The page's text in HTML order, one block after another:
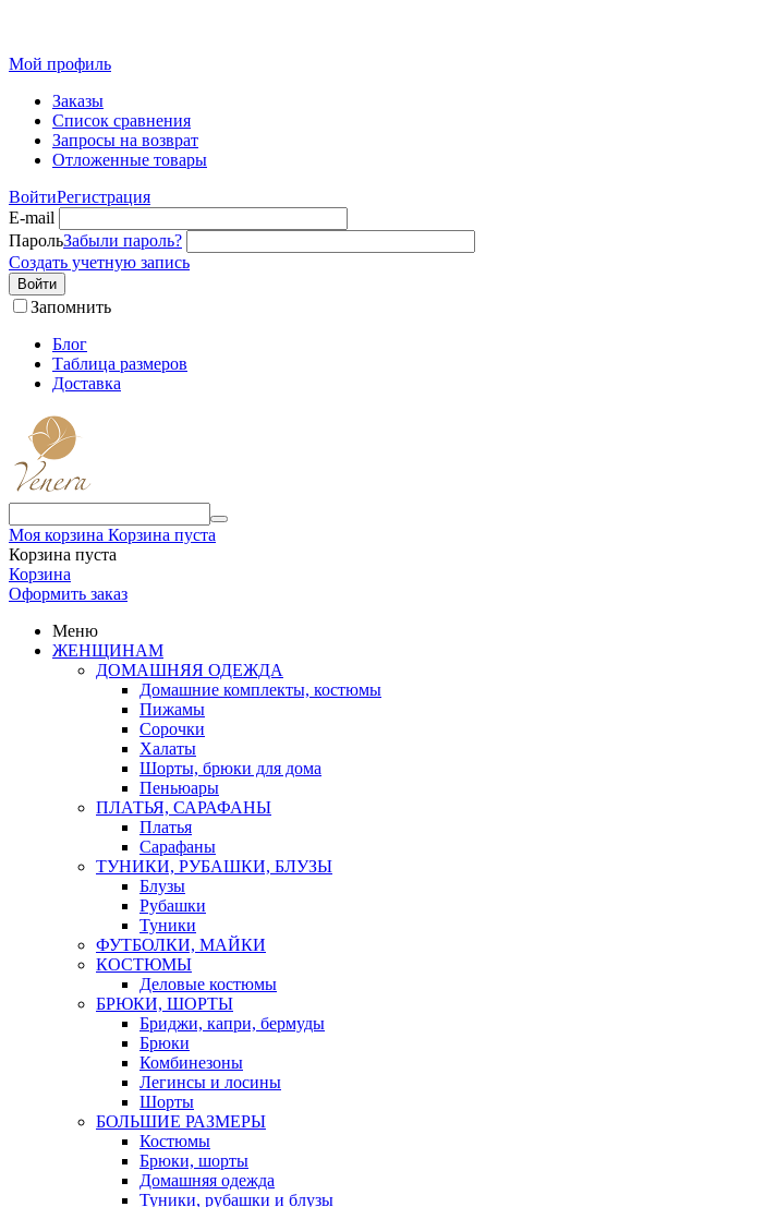
Мой профиль
Заказы
Список сравнения
Запросы на возврат
Отложенные товары
ВойтиРегистрация
E-mail
ПарольЗабыли пароль?
Создать учетную запись
Войти
Запомнить
Блог
Таблица размеров
Доставка
Моя корзина Корзина пуста
Корзина пуста
Корзина
Оформить заказ
Меню
ЖЕНЩИНАМ
ДОМАШНЯЯ ОДЕЖДА
Домашние комплекты, костюмы
Пижамы
Сорочки
Халаты
Шорты, брюки для дома
Пеньюары
ПЛАТЬЯ, САРАФАНЫ
Платья
Сарафаны
ТУНИКИ, РУБАШКИ, БЛУЗЫ
Блузы
Рубашки
Туники
ФУТБОЛКИ, МАЙКИ
КОСТЮМЫ
Деловые костюмы
БРЮКИ, ШОРТЫ
Бриджи, капри, бермуды
Брюки
Комбинезоны
Легинсы и лосины
Шорты
БОЛЬШИЕ РАЗМЕРЫ
Костюмы
Брюки, шорты
Домашняя одежда
Туники, рубашки и блузы